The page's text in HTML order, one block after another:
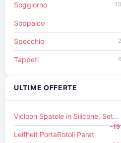
Soggiorno
Soppalco
Specchio
Tappeti
ULTIME OFFERTE
Vicloon Spatole in Silicone, Set…
-
Leifheit PortaRotoli Parat